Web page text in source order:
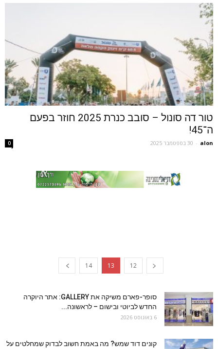
טור דה סונול – סובב כנרת 2025 חוזר בפעם
ה־45!
alon
- 30 בספטמבר 2025 0
12
13
14
סופר-פארם משיקה את GALLERY: אתר היוקרה
החדש לביוטי ובישום – לראשונה...
6 באוגוסט 2026
קונים דוד שמש? מה באמת חשוב לבדוק שמחלטים על